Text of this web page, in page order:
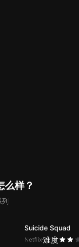
么样？
列
Suicide Squad
Netflix难度